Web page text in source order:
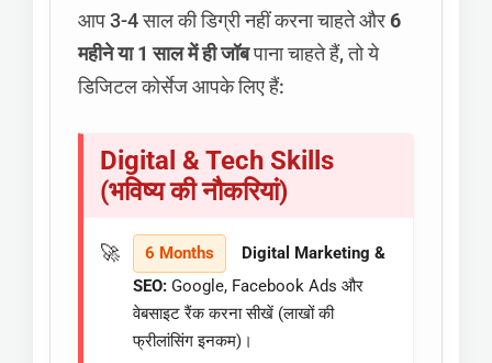
आप 3-4 साल की डिग्री नहीं करना चाहते और6
महीने या 1 साल में ही जॉबपाना चाहते हैं, तो ये
डिजिटल कोर्सेज आपके लिए हैं:
Digital & Tech Skills
(भविष्य की नौकरियां)
6 Months
Digital Marketing &
SEO: Google, Facebook Ads और
वेबसाइट रैंक करना सीखें (लाखों की
फ्रीलांसिंग इनकम)।